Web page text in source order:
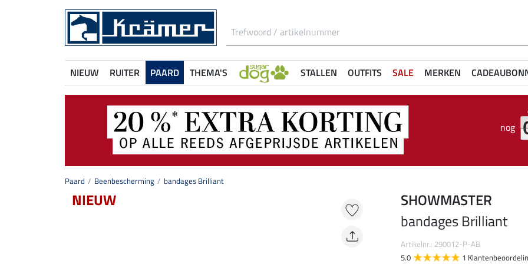
NIEUW RUITER PAARD THEMA'S STALLEN OUTFITS SALE MERKEN
nog
Paard Beenbescherming bandages Brilliant
NIEUW
SHOWMASTER
bandages Brilliant
Artikelnr.: 290012-P-AB
5.0
1